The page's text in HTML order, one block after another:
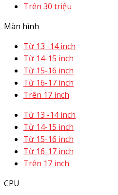
Trên 30 triệu
Màn hình
Từ 13 -14 inch
Từ 14-15 inch
Từ 15-16 inch
Từ 16-17 inch
Trên 17 inch
Từ 13 -14 inch
Từ 14-15 inch
Từ 15-16 inch
Từ 16-17 inch
Trên 17 inch
CPU